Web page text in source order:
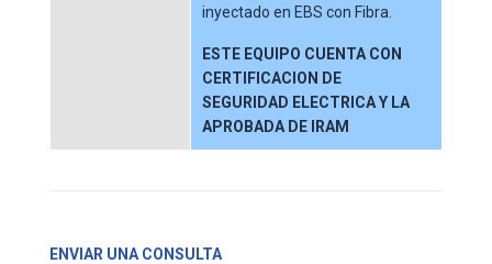
inyectado en EBS con Fibra.
ESTE EQUIPO CUENTA CON
CERTIFICACION DE
SEGURIDAD ELECTRICA Y LA
APROBADA DE IRAM
ENVIAR UNA CONSULTA